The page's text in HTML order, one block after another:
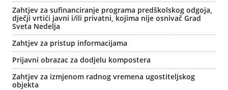
Zahtjev za sufinanciranje programa predškolskog odgoja,
dječji vrtići javni i/ili privatni, kojima nije osnivač Grad
Sveta Nedelja
Zahtjev za pristup informacijama
Prijavni obrazac za dodjelu kompostera
Zahtjev za izmjenom radnog vremena ugostiteljskog
objekta